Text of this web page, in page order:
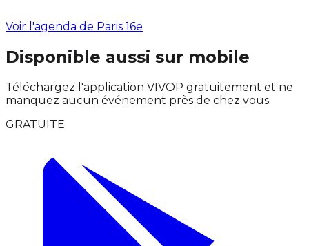
Voir l'agenda de Paris 16e
Disponible aussi sur mobile
Téléchargez l'application VIVOP gratuitement et ne
manquez aucun événement près de chez vous.
GRATUITE